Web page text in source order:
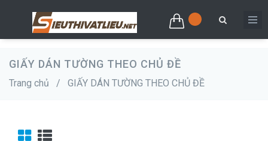
GIẤY DÁN TƯỜNG THEO CHỦ ĐỀ
Trang chủ / GIẤY DÁN TƯỜNG THEO CHỦ ĐỀ